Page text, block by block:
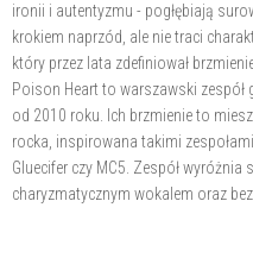
ironii i autentyzmu - pogłębiają
krokiem naprzód, ale nie traci
który przez lata zdefiniował
Poison Heart to warszawski zespół
od 2010 roku. Ich brzmienie to
rocka, inspirowana takimi
Gluecifer czy MC5. Zespół
charyzmatycznym wokalem oraz